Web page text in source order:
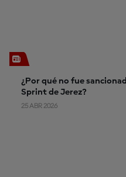
¿Por qué no fue
Sprint de Jerez?
25 ABR 2026